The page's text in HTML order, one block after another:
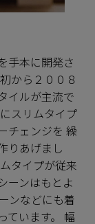
手本に開発さ
から２００８
イルが主流で
スリムタイプ
チェンジを 繰
りあげまし
タイプが従来
ーンはもとよ
ンなどにも着
ています。 幅